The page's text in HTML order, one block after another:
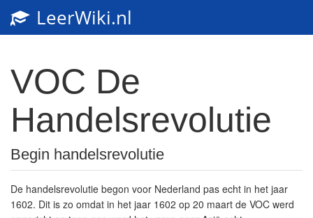
LeerWiki.nl
VOC De
Handelsrevolutie
Begin handelsrevolutie
De handelsrevolutie begon voor Nederland pas echt in het jaar
1602. Dit is zo omdat in het jaar 1602 op 20 maart de VOC werd